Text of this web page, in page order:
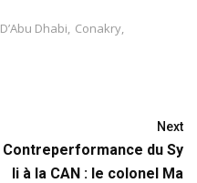
Dhabi, Conakry,
Next
Contreperformance du Sy
li à la CAN : le colonel Ma